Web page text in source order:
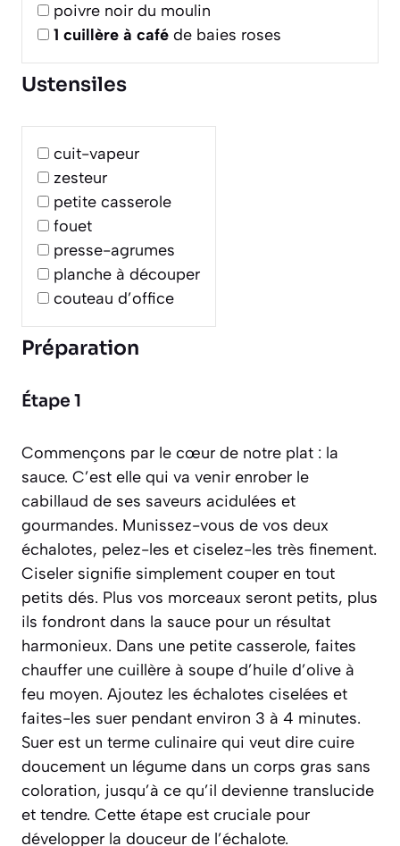
poivre noir du moulin
1 cuillère à café de baies roses
Ustensiles
cuit-vapeur
zesteur
petite casserole
fouet
presse-agrumes
planche à découper
couteau d’office
Préparation
Étape 1
Commençons par le cœur de notre plat : la
sauce. C’est elle qui va venir enrober le
cabillaud de ses saveurs acidulées et
gourmandes. Munissez-vous de vos deux
échalotes, pelez-les et ciselez-les très finement.
Ciseler signifie simplement couper en tout
petits dés. Plus vos morceaux seront petits, plus
ils fondront dans la sauce pour un résultat
harmonieux. Dans une petite casserole, faites
chauffer une cuillère à soupe d’huile d’olive à
feu moyen. Ajoutez les échalotes ciselées et
faites-les suer pendant environ 3 à 4 minutes.
Suer est un terme culinaire qui veut dire cuire
doucement un légume dans un corps gras sans
coloration, jusqu’à ce qu’il devienne translucide
et tendre. Cette étape est cruciale pour
développer la douceur de l’échalote.